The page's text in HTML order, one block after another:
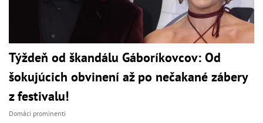
Týždeň od škandálu Gáboríkovcov: Od
šokujúcich obvinení až po nečakané zábery
z festivalu!
Domáci prominenti